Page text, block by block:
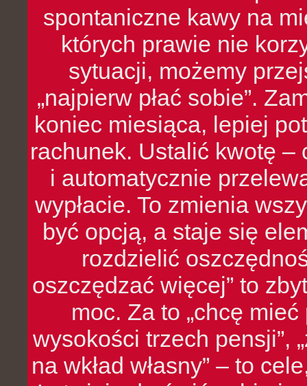
spontaniczne kawy na
których prawie nie
sytuacji, możemy
„najpierw płać sobie”.
koniec miesiąca, lepiej
rachunek. Ustalić kwotę
i automatycznie
wypłacie. To zmienia
być opcją, a staje się
rozdzielić
oszczędzać więcej” to
moc. Za to „chcę
wysokości trzech pensji”,
na wkład własny” – to